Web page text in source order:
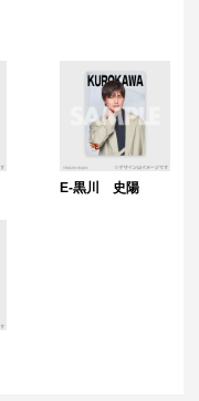
E-黒川 史陽